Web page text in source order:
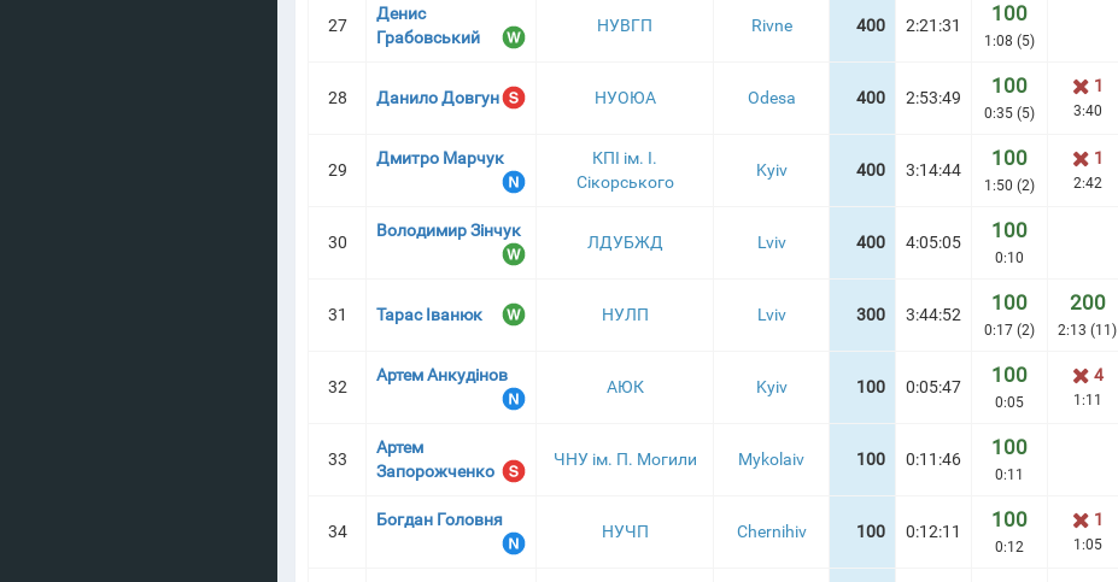
27
Денис
Грабовський
НУВГП Rivne 400 2:21:31 100
1:08 (5)
28 Данило Довгун НУОЮА Odesa 400 2:53:49 100
0:35 (5)
1
3:40
29
Дмитро Марчук
КПІ ім. І.
Сікорського
Kyiv 400 3:14:44 100
1:50 (2)
1
2:42
30
Володимир Зінчук
ЛДУБЖД Lviv 400 4:05:05 100
0:10
31 Тарас Іванюк НУЛП Lviv 300 3:44:52 100
0:17 (2)
200
2:13 (11)
32
Артем Анкудінов
АЮК Kyiv 100 0:05:47 100
0:05
4
1:11
33
Артем
Запорожченко
ЧНУ ім. П. Могили Mykolaiv 100 0:11:46 100
0:11
34
Богдан Головня
НУЧП Chernihiv 100 0:12:11 100
0:12
1
1:05